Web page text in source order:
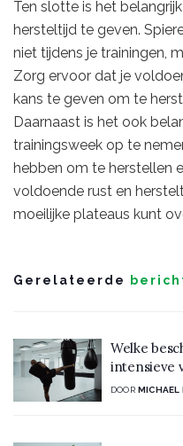
Ten slotte is het
hersteltijd te geven.
niet tijdens je trainingen,
Zorg ervoor dat je
kans te geven om te
Daarnaast is het ook
trainingsweek op te
hebben om te herstellen
voldoende rust en
moeilijke plateaus kunt
Gerelateerde
Welke
intensieve
DOOR MICHAEL